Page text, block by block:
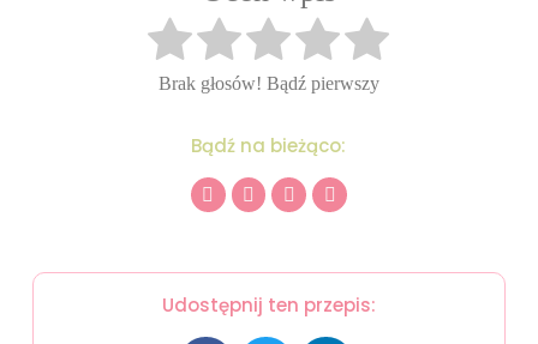
Brak głosów! Bądź pierwszy
Bądź na bieżąco:
Udostępnij ten przepis: